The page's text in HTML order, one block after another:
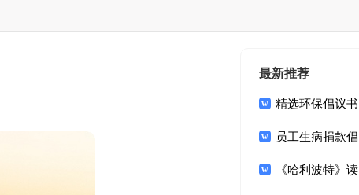
最新推荐
精选环保倡议书
模板集锦五篇
员工生病捐款倡
议书范文集锦六篇
《哈利波特》读